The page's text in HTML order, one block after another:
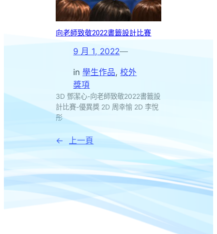
向老師致敬2022書籤設計比賽
9 月 1, 2022—
in 學生作品, 校外
獎項
3D 鄧潔心-向老師致敬2022書籤設
計比賽-優異獎 2D 周幸愉 2D 李悅
彤
← 上一頁